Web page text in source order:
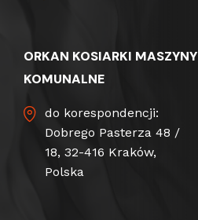
ORKAN KOSIARKI MASZYNY
KOMUNALNE
do korespondencji:
Dobrego Pasterza 48 /
18, 32-416 Kraków,
Polska